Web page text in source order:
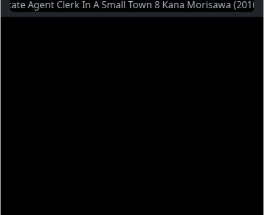
Agent Clerk In A Small Town 8 Kana Morisawa (2016)